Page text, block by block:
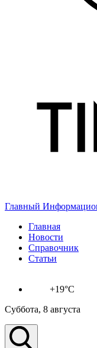
Главный
Главная
Новости
Справочник
Статьи
+19°C
Суббота, 8 августа